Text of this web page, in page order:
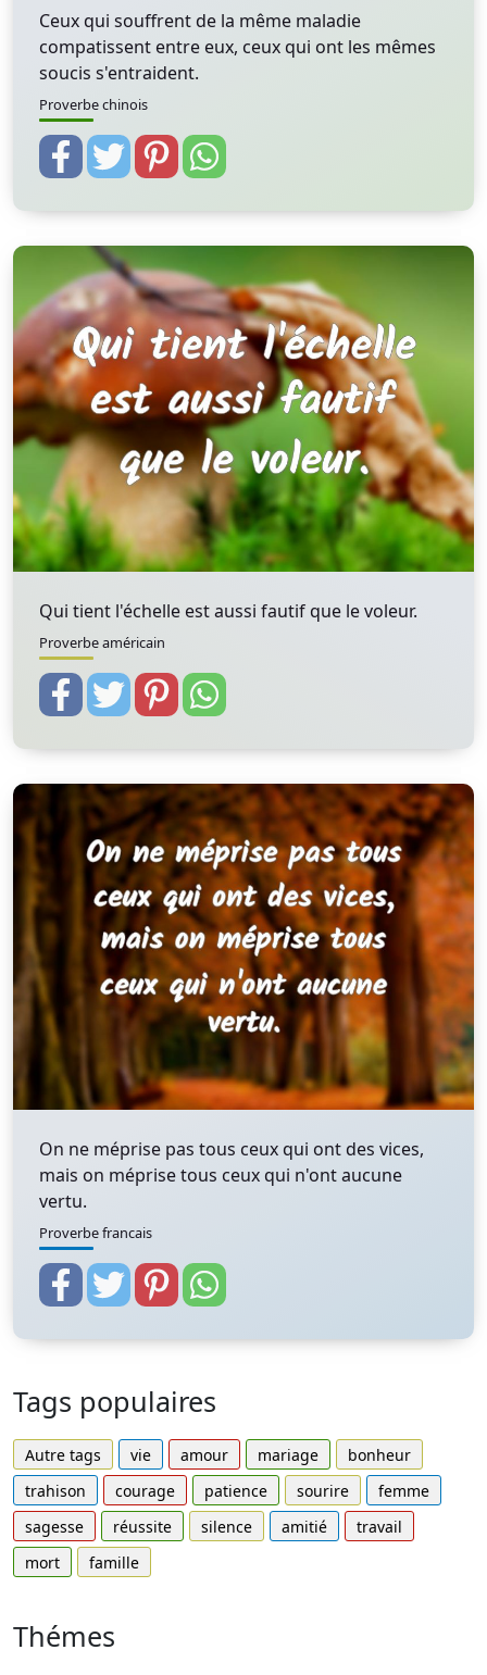
Ceux qui souffrent de la même maladie
compatissent entre eux, ceux qui ont les mêmes
soucis s'entraident.
Proverbe chinois
Qui tient l'échelle est aussi fautif que le voleur.
Proverbe américain
On ne méprise pas tous ceux qui ont des vices,
mais on méprise tous ceux qui n'ont aucune
vertu.
Proverbe francais
Tags populaires
Autre tags vie amour mariage
bonheur
trahison
courage patience sourire
femme
sagesse
réussite silence amitié
travail
mort
famille
Thémes